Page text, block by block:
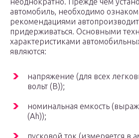
автомобиль, необходимо
рекомендациями
придерживаться. Основными
характеристиками
являются:
напряжение (для всех
вольт (В));
номинальная емкость
(Ah));
пусковой ток (измеряется в